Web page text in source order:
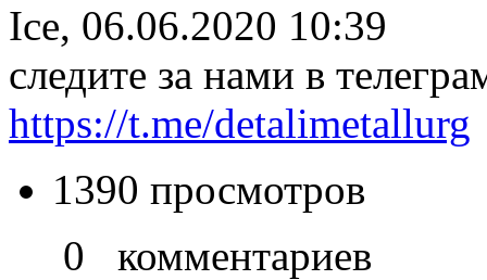
Ice, 06.06.2020 10:39
следите за нами в
https://t.me/detalimetallurg
1390 просмотров
0 комментариев